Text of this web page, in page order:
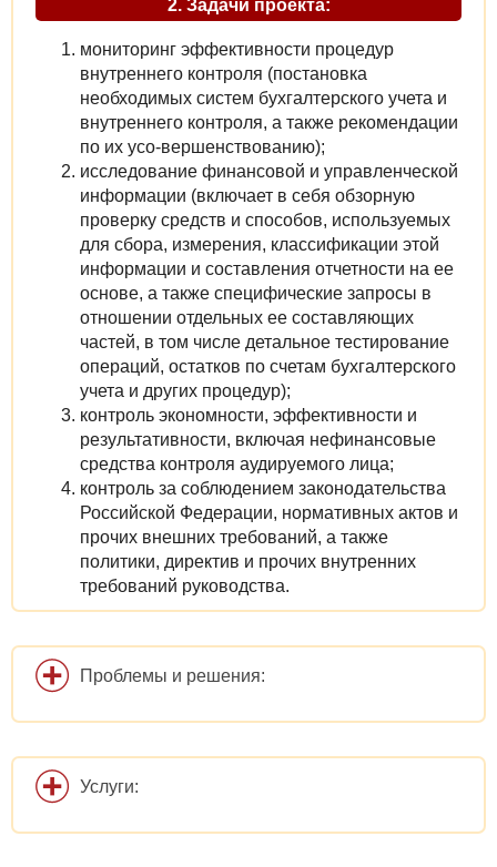
2. Задачи проекта:
мониторинг эффективности процедур
внутреннего контроля (постановка
необходимых систем бухгалтерского учета и
внутреннего контроля, а также рекомендации
по их усо-вершенствованию);
исследование финансовой и управленческой
информации (включает в себя обзорную
проверку средств и способов, используемых
для сбора, измерения, классификации этой
информации и составления отчетности на ее
основе, а также специфические запросы в
отношении отдельных ее составляющих
частей, в том числе детальное тестирование
операций, остатков по счетам бухгалтерского
учета и других процедур);
контроль экономности, эффективности и
результативности, включая нефинансовые
средства контроля аудируемого лица;
контроль за соблюдением законодательства
Российской Федерации, нормативных актов и
прочих внешних требований, а также
политики, директив и прочих внутренних
требований руководства.
Проблемы и решения:
Услуги: